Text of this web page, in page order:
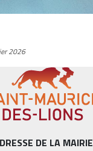
2026
DE LA MAIRIE